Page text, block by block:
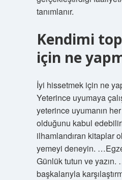
tanımlanır.
Kendimi
için ne
İyi hissetmek için ne
Yeterince uyumaya
yeterince uyumanın
olduğunu kabul
ilhamlandıran kitaplar
yemeyi deneyin.
Günlük tutun ve
başkalarıyla